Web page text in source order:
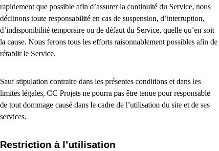
rapidement que possible afin d’assurer la continuité du Service, nous
déclinons toute responsabilité en cas de suspension, d’interruption,
d’indisponibilité temporaire ou de défaut du Service, quelle qu’en soit
la cause. Nous ferons tous les efforts raisonnablement possibles afin de
rétablir le Service.
Sauf stipulation contraire dans les présentes conditions et dans les
limites légales, CC Projets ne pourra pas être tenue pour responsable
de tout dommage causé dans le cadre de l’utilisation du site et de ses
services.
Restriction à l’utilisation